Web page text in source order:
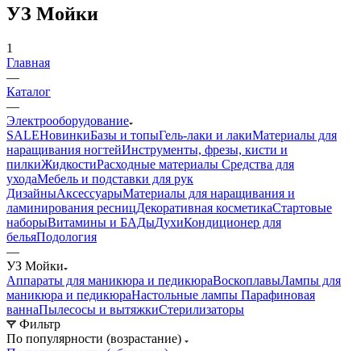
УЗ Мойки
1
Главная
—
Каталог
—
Электрооборудование
SALEНовинкиБазы и топыГель-лаки и лакиМатериалы для
наращивания ногтейИнструменты, фрезы, кисти и
пилкиЖидкостиРасходные материалы Средства для
уходаМебель и подставки для рук
ДизайныАксессуарыМатериалы для наращивания и
ламинирования ресницДекоративная косметикаСтартовые
наборыВитамины и БАДыДухиКондиционер для
бельяПодология
—
УЗ Мойки
Аппараты для маникюра и педикюраВоскоплавыЛампы для
маникюра и педикюраНастольные лампы Парафиновая
ваннаПылесосы и вытяжкиСтерилизаторы
Фильтр
По популярности (возрастание)